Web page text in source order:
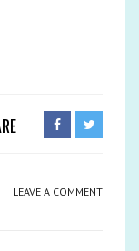
LEAVE A COMMENT